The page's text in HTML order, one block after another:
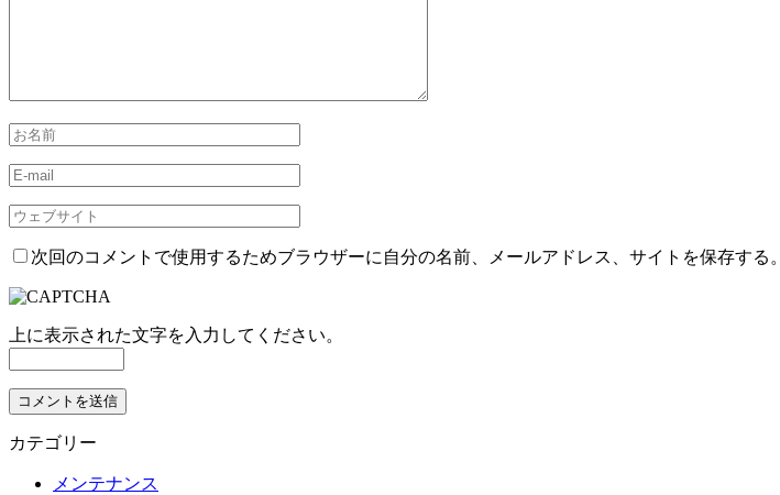
次回のコメントで使用するためブラウザーに自分の名前、メールアドレス、サイトを保存する。
上に表示された文字を入力してください。
カテゴリー
メンテナンス